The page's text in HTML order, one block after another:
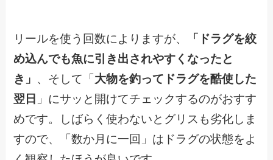
リールを使う回数によりますが、
「ドラグを絞
め込んでも魚に引き出されやすくなったと
き」 、そして「 大物を釣ってドラグを酷使した
翌日 」にサッと開けてチェックするのがおすす
めです。しばらく使わないとグリスも劣化しま
すので、「数か月に一回」はドラグの状態をよ